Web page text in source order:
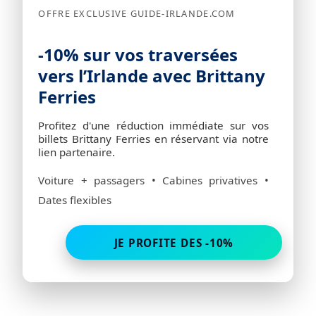
OFFRE EXCLUSIVE GUIDE-IRLANDE.COM
-10% sur vos traversées
vers l’Irlande avec Brittany
Ferries
Profitez d'une réduction immédiate sur vos
billets Brittany Ferries en réservant via notre
lien partenaire.
Voiture + passagers • Cabines privatives •
Dates flexibles
JE PROFITE DES -10%